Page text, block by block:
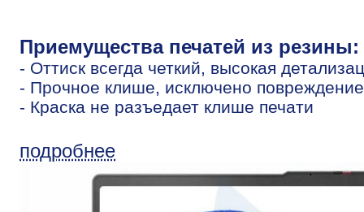
Приемущества печатей из резины:
- Оттиск всегда четкий, высокая
- Прочное клише, исключено
- Краска не разъедает клише печати
подробнее